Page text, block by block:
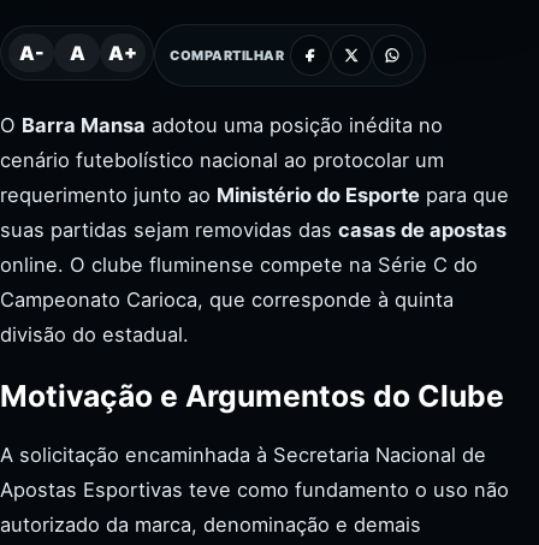
A- A A+ COMPARTILHAR
O Barra Mansa adotou uma posição inédita no
cenário futebolístico nacional ao protocolar um
requerimento junto ao Ministério do Esporte para que
suas partidas sejam removidas das casas de apostas
online. O clube fluminense compete na Série C do
Campeonato Carioca, que corresponde à quinta
divisão do estadual.
Motivação e Argumentos do Clube
A solicitação encaminhada à Secretaria Nacional de
Apostas Esportivas teve como fundamento o uso não
autorizado da marca, denominação e demais